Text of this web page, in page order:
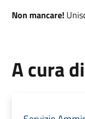
Non mancare!
A cura di